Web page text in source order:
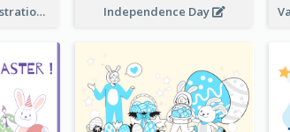
Letter To Santa Illustration Independence Day